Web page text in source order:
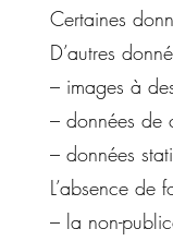
Certaines
D’autres
– images à
– données de
– données
L’absence de
– la non-